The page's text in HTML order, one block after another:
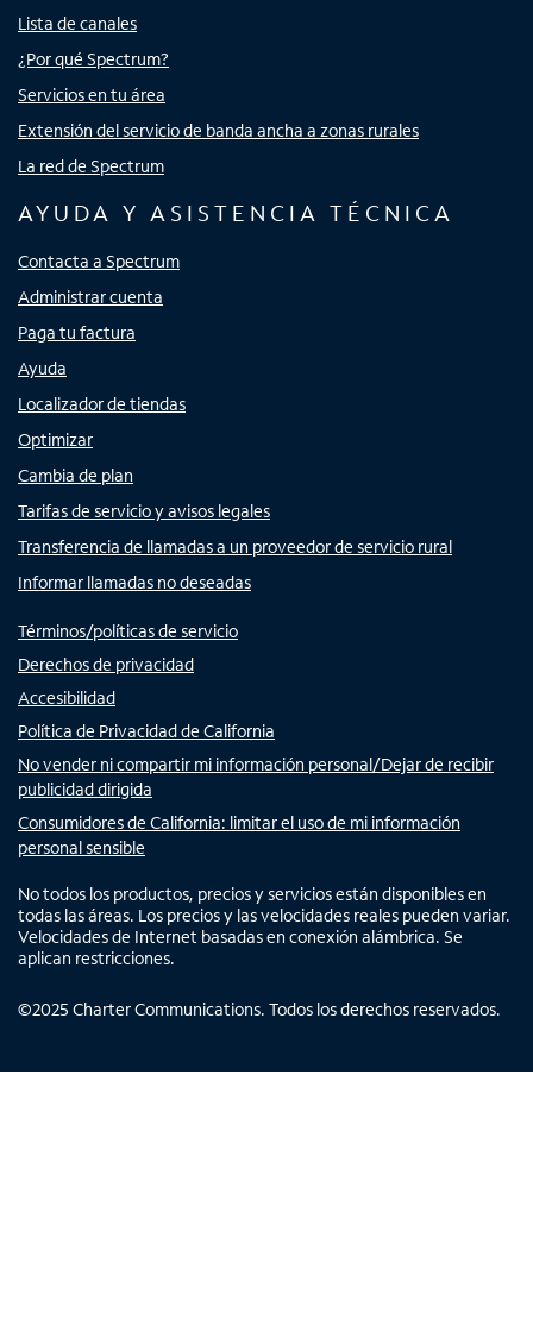
Lista de canales
¿Por qué Spectrum?
Servicios en tu área
Extensión del servicio de banda ancha a zonas rurales
La red de Spectrum
AYUDA Y ASISTENCIA TÉCNICA
Contacta a Spectrum
Administrar cuenta
Paga tu factura
Ayuda
Localizador de tiendas
Optimizar
Cambia de plan
Tarifas de servicio y avisos legales
Transferencia de llamadas a un proveedor de servicio rural
Informar llamadas no deseadas
Términos/políticas de servicio
Derechos de privacidad
Accesibilidad
Política de Privacidad de California
No vender ni compartir mi información personal/Dejar de recibir
publicidad dirigida
Consumidores de California: limitar el uso de mi información
personal sensible
No todos los productos, precios y servicios están disponibles en
todas las áreas. Los precios y las velocidades reales pueden variar.
Velocidades de Internet basadas en conexión alámbrica. Se
aplican restricciones.
©2025 Charter Communications. Todos los derechos reservados.